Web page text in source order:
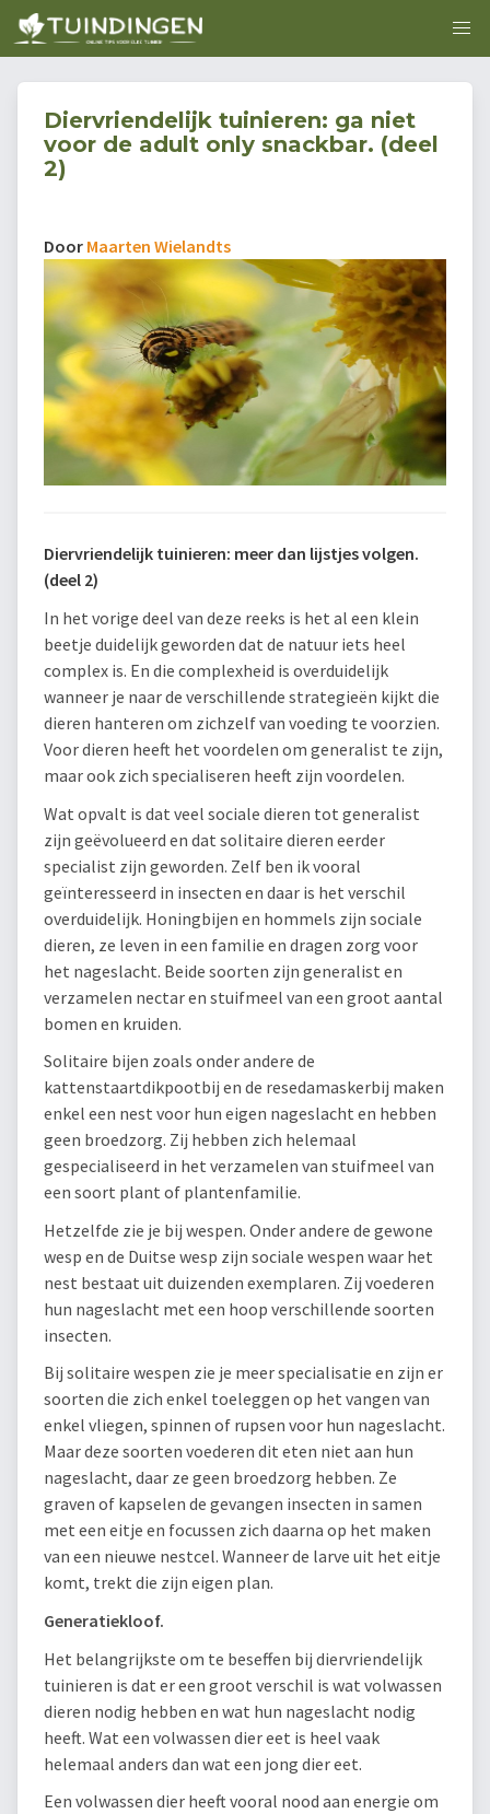
Diervriendelijk tuinieren: ga niet
voor de adult only snackbar. (deel
2)
Door Maarten Wielandts
Diervriendelijk tuinieren: meer dan lijstjes volgen.
(deel 2)
In het vorige deel van deze reeks is het al een klein
beetje duidelijk geworden dat de natuur iets heel
complex is. En die complexheid is overduidelijk
wanneer je naar de verschillende strategieën kijkt die
dieren hanteren om zichzelf van voeding te voorzien.
Voor dieren heeft het voordelen om generalist te zijn,
maar ook zich specialiseren heeft zijn voordelen.
Wat opvalt is dat veel sociale dieren tot generalist
zijn geëvolueerd en dat solitaire dieren eerder
specialist zijn geworden. Zelf ben ik vooral
geïnteresseerd in insecten en daar is het verschil
overduidelijk. Honingbijen en hommels zijn sociale
dieren, ze leven in een familie en dragen zorg voor
het nageslacht. Beide soorten zijn generalist en
verzamelen nectar en stuifmeel van een groot aantal
bomen en kruiden.
Solitaire bijen zoals onder andere de
kattenstaartdikpootbij en de resedamaskerbij maken
enkel een nest voor hun eigen nageslacht en hebben
geen broedzorg. Zij hebben zich helemaal
gespecialiseerd in het verzamelen van stuifmeel van
een soort plant of plantenfamilie.
Hetzelfde zie je bij wespen. Onder andere de gewone
wesp en de Duitse wesp zijn sociale wespen waar het
nest bestaat uit duizenden exemplaren. Zij voederen
hun nageslacht met een hoop verschillende soorten
insecten.
Bij solitaire wespen zie je meer specialisatie en zijn er
soorten die zich enkel toeleggen op het vangen van
enkel vliegen, spinnen of rupsen voor hun nageslacht.
Maar deze soorten voederen dit eten niet aan hun
nageslacht, daar ze geen broedzorg hebben. Ze
graven of kapselen de gevangen insecten in samen
met een eitje en focussen zich daarna op het maken
van een nieuwe nestcel. Wanneer de larve uit het eitje
komt, trekt die zijn eigen plan.
Generatiekloof.
Het belangrijkste om te beseffen bij diervriendelijk
tuinieren is dat er een groot verschil is wat volwassen
dieren nodig hebben en wat hun nageslacht nodig
heeft. Wat een volwassen dier eet is heel vaak
helemaal anders dan wat een jong dier eet.
Een volwassen dier heeft vooral nood aan energie om